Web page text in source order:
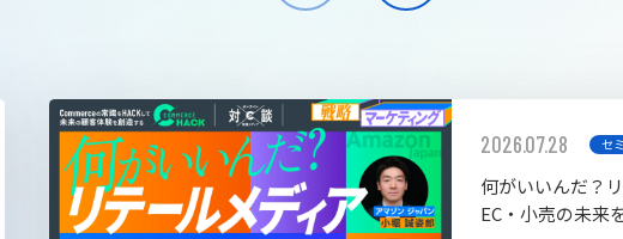
2026.07.28 セ
何がいいんだ？
EC・小売の未来